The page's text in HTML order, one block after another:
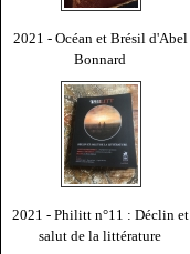
2021 - Océan et Brésil d'Abel
Bonnard
2021 - Philitt n°11 : Déclin et
salut de la littérature